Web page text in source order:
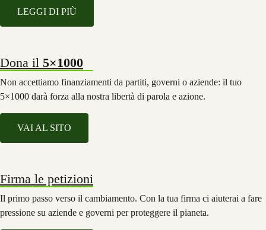
LEGGI DI PIÙ
Dona il 5×1000
Non accettiamo finanziamenti da partiti, governi o aziende: il tuo
5×1000 darà forza alla nostra libertà di parola e azione.
VAI AL SITO
Firma le petizioni
Il primo passo verso il cambiamento. Con la tua firma ci aiuterai a fare
pressione su aziende e governi per proteggere il pianeta.